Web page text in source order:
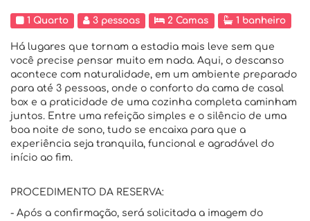
1 Quarto 3 pessoas 2 Camas 1 banheiro
Há lugares que tornam a estadia mais leve sem que
você precise pensar muito em nada. Aqui, o descanso
acontece com naturalidade, em um ambiente preparado
para até 3 pessoas, onde o conforto da cama de casal
box e a praticidade de uma cozinha completa caminham
juntos. Entre uma refeição simples e o silêncio de uma
boa noite de sono, tudo se encaixa para que a
experiência seja tranquila, funcional e agradável do
início ao fim.
PROCEDIMENTO DA RESERVA:
- Após a confirmação, será solicitada a imagem do